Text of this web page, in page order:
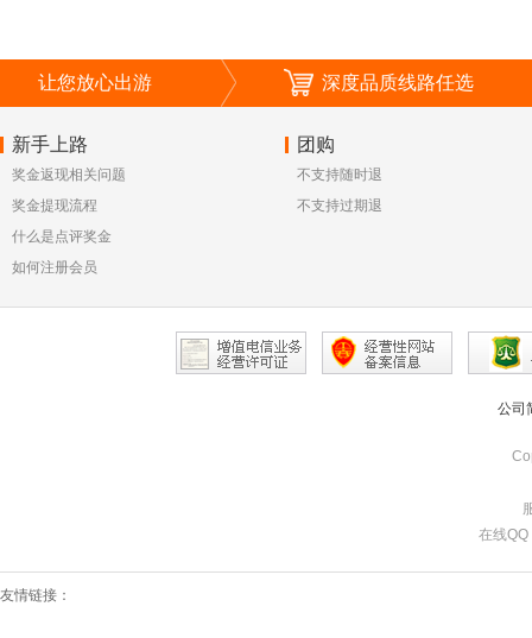
让您放心出游 深度品质线路任选
新手上路
奖金返现相关问题
奖金提现流程
什么是点评奖金
如何注册会员
团购
不支持随时退
不支持过期退
公司
在线
友情链接：